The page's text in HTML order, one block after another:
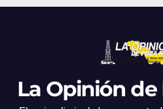
La Opinión de